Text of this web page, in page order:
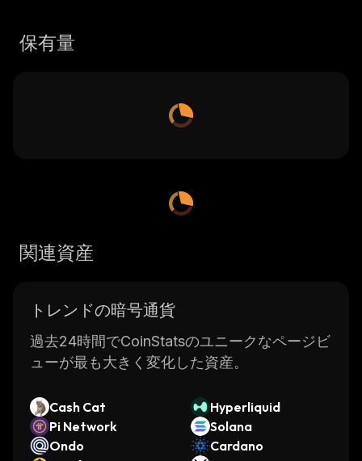
保有量
関連資産
トレンドの暗号通貨
過去24時間でCoinStatsのユニークなページビ
ューが最も大きく変化した資産。
Cash Cat
Hyperliquid
Pi Network
Solana
Ondo
Cardano